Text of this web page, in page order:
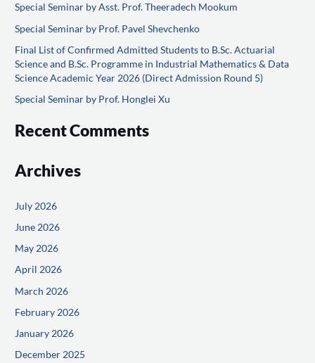
h
f
o
r
:
Special Seminar by Asst. Prof. Theeradech Mookum
Special Seminar by Prof. Pavel Shevchenko
Final List of Confirmed Admitted Students to B.Sc. Actuarial
Science and B.Sc. Programme in Industrial Mathematics & Data
Science Academic Year 2026 (Direct Admission Round 5)
Special Seminar by Prof. Honglei Xu
Recent Comments
Archives
July 2026
June 2026
May 2026
April 2026
March 2026
February 2026
January 2026
December 2025